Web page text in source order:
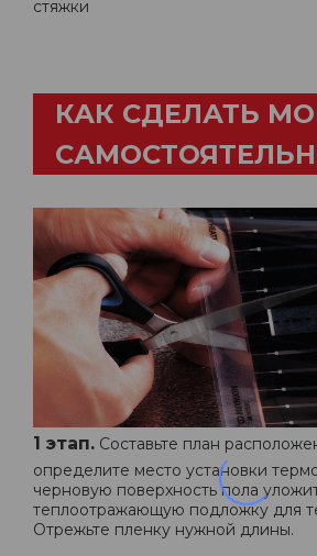
стяжки
КАК СДЕЛАТЬ
1 этап. Составьте план
определите место установки
черновую поверхность пола
теплоотражающую подложку для
Отрежьте пленку нужной длины.